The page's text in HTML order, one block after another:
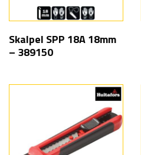
Skalpel SPP 18A 18mm
– 389150